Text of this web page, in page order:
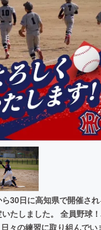
for Social Good
ふるさと納税machi-ya
30日に高知県で開催さ
たしました。 全員野球
々の練習に取り組んでい